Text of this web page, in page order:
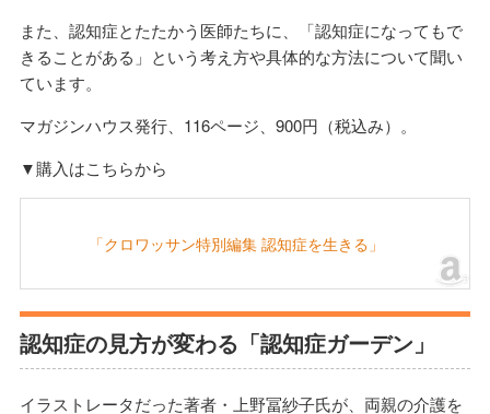
また、認知症とたたかう医師たちに、「認知症になってもで
きることがある」という考え方や具体的な方法について聞い
ています。
マガジンハウス発行、116ページ、900円（税込み）。
▼購入はこちらから
「クロワッサン特別編集 認知症を生きる」
認知症の見方が変わる「認知症ガーデン」
イラストレータだった著者・上野冨紗子氏が、両親の介護を